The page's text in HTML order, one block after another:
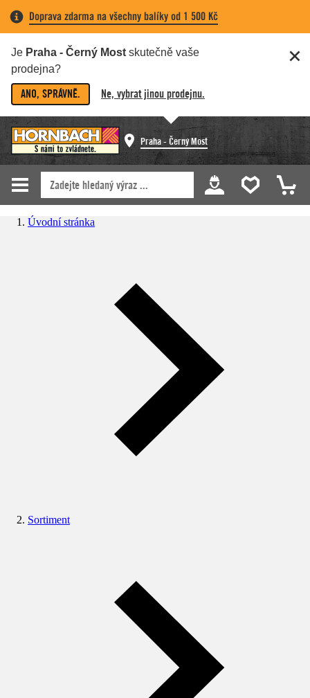
Doprava zdarma na všechny balíky od 1 500 Kč
Je Praha - Černý Most skutečně vaše
prodejna?
ANO, SPRÁVNĚ. Ne, vybrat jinou prodejnu.
Praha - Černý Most
Úvodní stránka
Sortiment